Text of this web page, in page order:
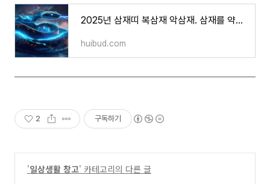
2025년 삼재띠 복삼재 악삼재. 삼재를 약하게 하는 방법과 2028년 삼재띠
huibud.com
2 구독하기
'일상생활 창고' 카테고리의 다른 글